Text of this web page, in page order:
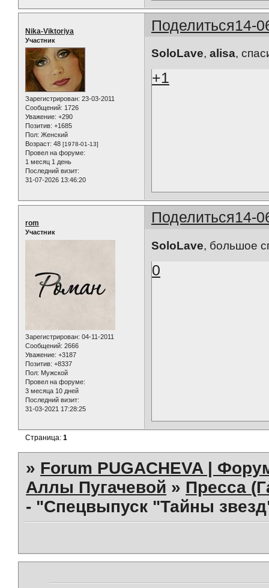
Поделиться14-
Nika-Viktoriya
Участник
Зарегистрирован: 23-03-2011
Сообщений: 1726
Уважение: +290
Позитив: +1685
Пол: Женский
Возраст: 48 [1978-01-13]
Провел на форуме:
1 месяц 1 день
Последний визит:
31-07-2026 13:46:20
SoloLave,alisa,
+1
Поделиться14-
rom
Участник
Зарегистрирован: 04-11-2011
Сообщений: 2666
Уважение: +3187
Позитив: +8337
Пол: Мужской
Провел на форуме:
3 месяца 10 дней
Последний визит:
31-03-2021 17:28:25
SoloLave, большое
0
Страница:1
» Forum PUGACHEVA |
Аллы Пугачевой » Пресса
- "Спецвыпуск "Тайны